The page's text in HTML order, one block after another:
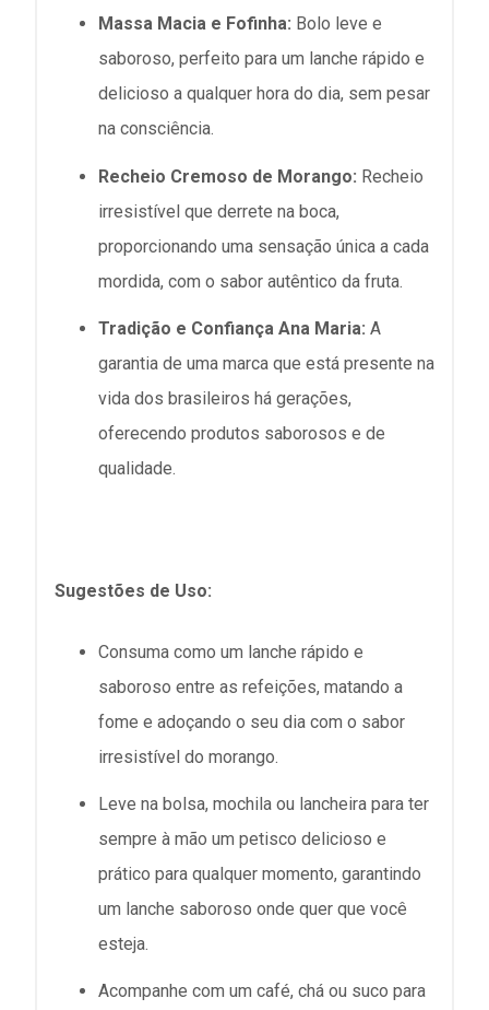
Massa Macia e Fofinha: Bolo leve e
saboroso, perfeito para um lanche rápido e
delicioso a qualquer hora do dia, sem pesar
na consciência.
Recheio Cremoso de Morango: Recheio
irresistível que derrete na boca,
proporcionando uma sensação única a cada
mordida, com o sabor autêntico da fruta.
Tradição e Confiança Ana Maria: A
garantia de uma marca que está presente na
vida dos brasileiros há gerações,
oferecendo produtos saborosos e de
qualidade.
Sugestões de Uso:
Consuma como um lanche rápido e
saboroso entre as refeições, matando a
fome e adoçando o seu dia com o sabor
irresistível do morango.
Leve na bolsa, mochila ou lancheira para ter
sempre à mão um petisco delicioso e
prático para qualquer momento, garantindo
um lanche saboroso onde quer que você
esteja.
Acompanhe com um café, chá ou suco para